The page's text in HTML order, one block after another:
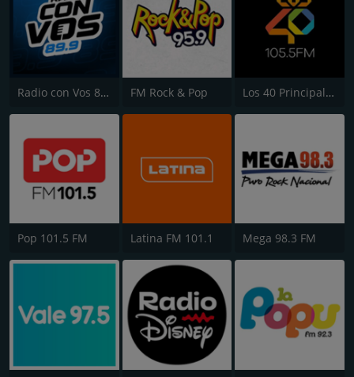
Radio con Vos 89.9 FM FM Rock & Pop Los 40 Principales
Pop 101.5 FM Latina FM 101.1 Mega 98.3 FM